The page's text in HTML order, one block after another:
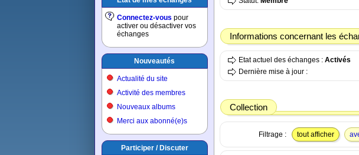
Connectez-vous pour
activer ou désactiver vos
échanges
Nouveautés
Actualité du site
Activité des membres
Nouveaux albums
Merci aux abonné(e)s
Participer / Discuter
Informations concernant les
Etat actuel des échanges : Activés
Dernière mise à jour :
Collection
Filtrage : tout afficher